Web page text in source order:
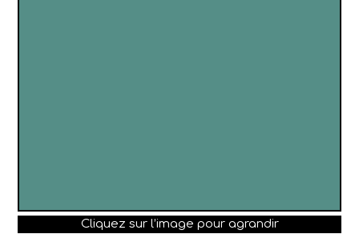
Cliquez sur l’image pour agrandir